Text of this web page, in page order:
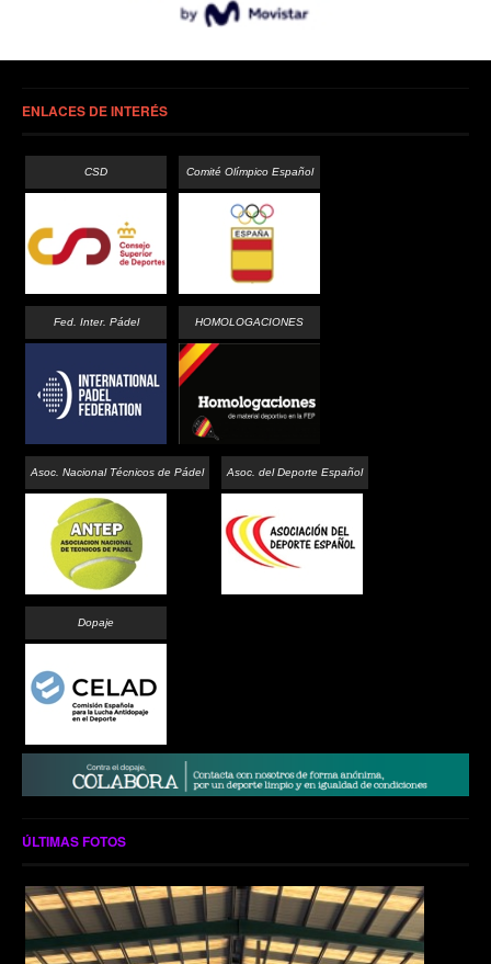
ENLACES DE INTERÉS
CSD Comité Olímpico Español
Fed. Inter. Pádel HOMOLOGACIONES
Asoc. Nacional Técnicos de Pádel Asoc. del Deporte Español
Dopaje
ÚLTIMAS FOTOS